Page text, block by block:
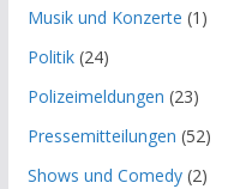
Musik und Konzerte (1)
Politik(24)
Polizeimeldungen (23)
Pressemitteilungen (52)
Shows und Comedy(2)